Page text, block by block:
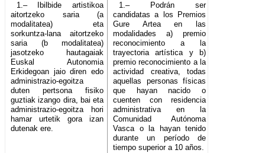
1.– Ibilbide artistikoa
aitortzeko saria (a
modalitatea) eta
sorkuntza-lana aitortzeko
saria (b modalitatea)
jasotzeko hautagaiak
Euskal Autonomia
Erkidegoan jaio diren edo
administrazio-egoitza
duten pertsona fisiko
guztiak izango dira, bai eta
administrazio-egoitza hori
hamar urtetik gora izan
dutenak ere.
1.– Podrán ser
candidatas a los Premios
Gure Artea en las
modalidades a) premio
reconocimiento a la
trayectoria artística y b)
premio reconocimiento a la
actividad creativa, todas
aquellas personas físicas
que hayan nacido o
cuenten con residencia
administrativa en la
Comunidad Autónoma
Vasca o la hayan tenido
durante un período de
tiempo superior a 10 años.